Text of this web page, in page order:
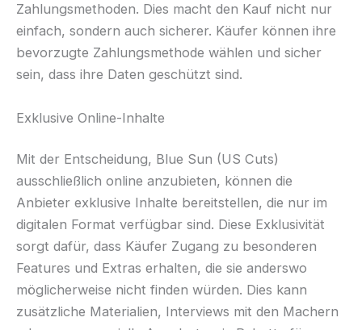
Zahlungsmethoden. Dies macht den Kauf nicht nur
einfach, sondern auch sicherer. Käufer können ihre
bevorzugte Zahlungsmethode wählen und sicher
sein, dass ihre Daten geschützt sind.
Exklusive Online-Inhalte
Mit der Entscheidung, Blue Sun (US Cuts)
ausschließlich online anzubieten, können die
Anbieter exklusive Inhalte bereitstellen, die nur im
digitalen Format verfügbar sind. Diese Exklusivität
sorgt dafür, dass Käufer Zugang zu besonderen
Features und Extras erhalten, die sie anderswo
möglicherweise nicht finden würden. Dies kann
zusätzliche Materialien, Interviews mit den Machern